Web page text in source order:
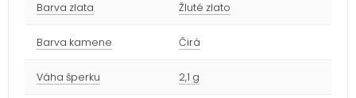
Barva zlata Žluté zlato
Barva kamene Čirá
Váha šperku 2,1 g